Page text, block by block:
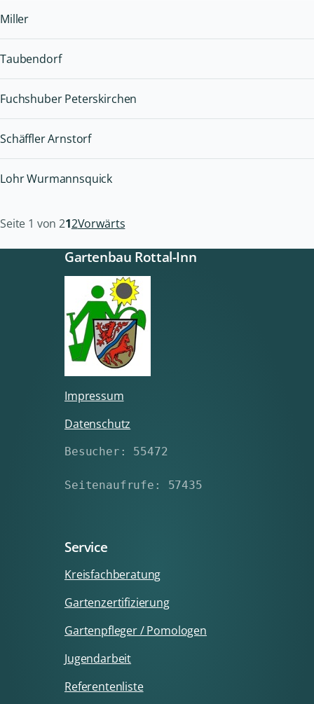
Miller
Taubendorf
Fuchshuber Peterskirchen
Schäffler Arnstorf
Lohr Wurmannsquick
Seite 1 von 212Vorwärts
Gartenbau Rottal-Inn
Impressum
Datenschutz
Besucher: 55472
Seitenaufrufe: 57435
Service
Kreisfachberatung
Gartenzertifizierung
Gartenpfleger / Pomologen
Jugendarbeit
Referentenliste